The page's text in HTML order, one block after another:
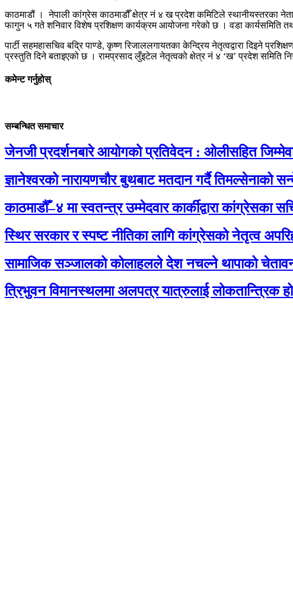
काठमाडौं । नेपाली कांग्रेस काठमाडौँ क्षेत्र नं ४ ख प्रदेश कमिटिले स्थानीयस्तरका
फागुन ५ गते शनिवार विशेष प्रशिक्षण कार्यक्रम आयोजना गरेको छ । वडा कार्यसमिति
पार्टी सहमहासचिव बद्रि पाण्डे, कृष्ण रिजाललगायतका केन्द्रिय नेतृत्वद्वारा दिइने
प्रस्तुति दिने बताइएको छ । रामप्रसाद लुँइटेल नेतृत्वको क्षेत्र नं ४ ‘ख’ प्रदेश समिति
कमेन्ट गर्नुहोस्
सम्बन्धित समाचार
जेनजी प्रदर्शनबारे आयोगको प्रतिवेदन : ओलीसहित
ज्ञानेश्वरको नारायणचौर बुथबाट मतदान गर्दै तिमल्सेनाको
काठमाडौँ–४ मा स्वतन्त्र उम्मेदवार कार्कीद्वारा कांग्रेसका
स्थिर सरकार र स्पष्ट नीतिका लागि कांग्रेसको नेतृत्व
सामाजिक सञ्जालको कोलाहलले देश नचल्ने थापाको
त्रिभुवन विमानस्थलमा अलपत्र यात्रुलाई लोकतान्त्रिक